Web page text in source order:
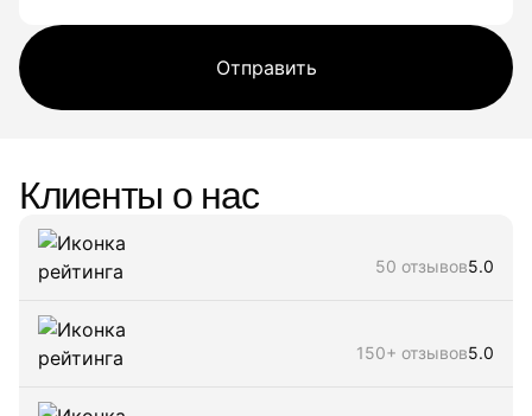
Отправить
Клиенты о нас
50 отзывов5.0
150+ отзывов5.0